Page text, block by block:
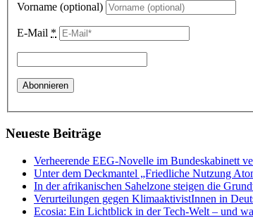
Vorname (optional)
E-Mail *
Neueste Beiträge
Verheerende EEG-Novelle im Bundeskabinett
Unter dem Deckmantel „Friedliche Nutzung
In der afrikanischen Sahelzone steigen die
Verurteilungen gegen KlimaaktivistInnen in
Ecosia: Ein Lichtblick in der Tech-Welt – und